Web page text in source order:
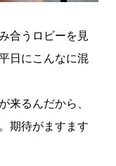
合うロビーを見
日にこんなに混
来るんだから、
期待がますます